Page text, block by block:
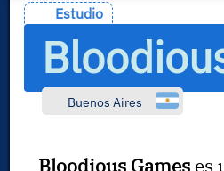
Estudio
Buenos Aires